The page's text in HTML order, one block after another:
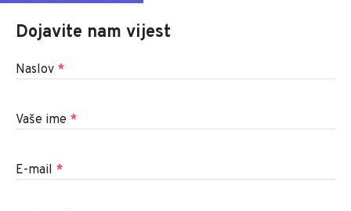
Dojavite nam vijest
Naslov *
Vaše ime *
E-mail *